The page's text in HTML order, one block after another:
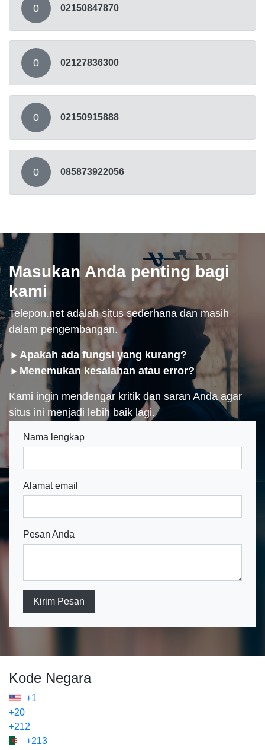
0 02150847870
0 02127836300
0 02150915888
0 085873922056
Masukan Anda penting bagi
kami
Telepon.net adalah situs sederhana dan masih
dalam pengembangan.
Apakah ada fungsi yang kurang?
Menemukan kesalahan atau error?
Kami ingin mendengar kritik dan saran Anda agar
situs ini menjadi lebih baik lagi.
Nama lengkap
Alamat email
Pesan Anda
Kirim Pesan
Kode Negara
+1
+20
+212
+213